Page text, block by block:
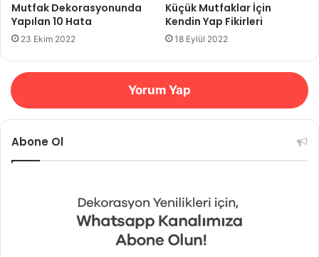
Mutfak Dekorasyonunda
Yapılan 10 Hata
23 Ekim 2022
Küçük Mutfaklar İçin
Kendin Yap Fikirleri
18 Eylül 2022
Yorum Yap
Abone Ol